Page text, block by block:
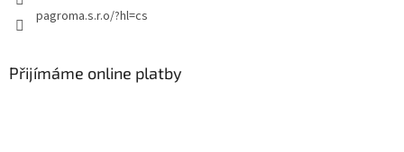
pagroma.s.r.o/?hl=cs
Přijímáme online platby